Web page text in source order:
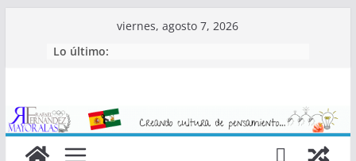
viernes, agosto 7, 2026
Lo último: